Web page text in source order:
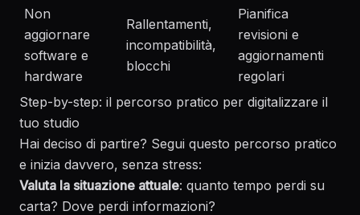
Non
aggiornare
software e
hardware
Rallentamenti,
incompatibilità,
blocchi
Pianifica
revisioni e
aggiornamenti
regolari
Step-by-step: il percorso pratico per digitalizzare il
tuo studio
Hai deciso di partire? Segui questo percorso pratico
e inizia davvero, senza stress:
Valuta la situazione attuale: quanto tempo perdi su
carta? Dove perdi informazioni?